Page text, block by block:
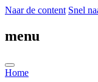
Naar de content Snel
menu
Home